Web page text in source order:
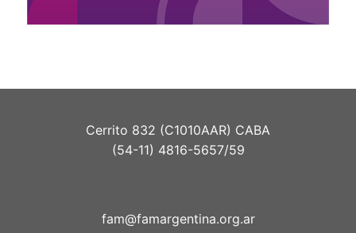
Cerrito 832 (C1010AAR) CABA
(54-11) 4816-5657/59
fam@famargentina.org.ar